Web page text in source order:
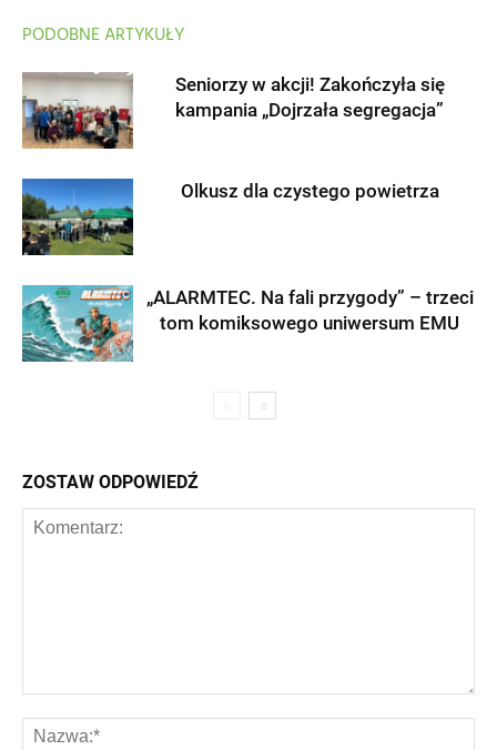
PODOBNE ARTYKUŁY
Seniorzy w akcji! Zakończyła się
kampania „Dojrzała segregacja”
Olkusz dla czystego powietrza
„ALARMTEC. Na fali przygody” – trzeci
tom komiksowego uniwersum EMU
ZOSTAW ODPOWIEDŹ